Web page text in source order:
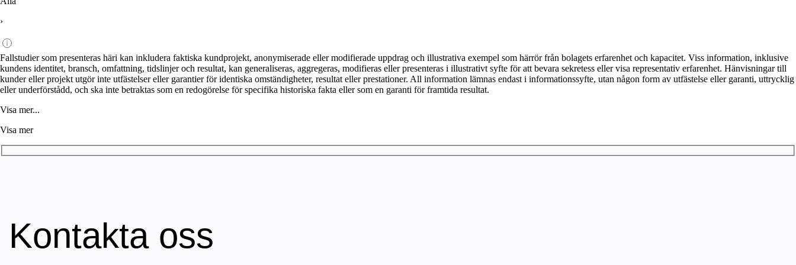
›
Fallstudier som presenteras häri kan inkludera faktiska kundprojekt, anonymiserade eller modifierade uppdrag och illustrativa exempel som härrör från bolagets erfarenhet och kapacitet. Viss information, inklusive
kundens identitet, bransch, omfattning, tidslinjer och resultat, kan generaliseras, aggregeras, modifieras eller presenteras i illustrativt syfte för att bevara sekretess eller visa representativ erfarenhet. Hänvisningar till
kunder eller projekt utgör inte utfästelser eller garantier för identiska omständigheter, resultat eller prestationer. All information lämnas endast i informationssyfte, utan någon form av utfästelse eller garanti, uttrycklig
eller underförstådd, och ska inte betraktas som en redogörelse för specifika historiska fakta eller som en garanti för framtida resultat.
Visa mer...
Visa mer
Kontakta oss